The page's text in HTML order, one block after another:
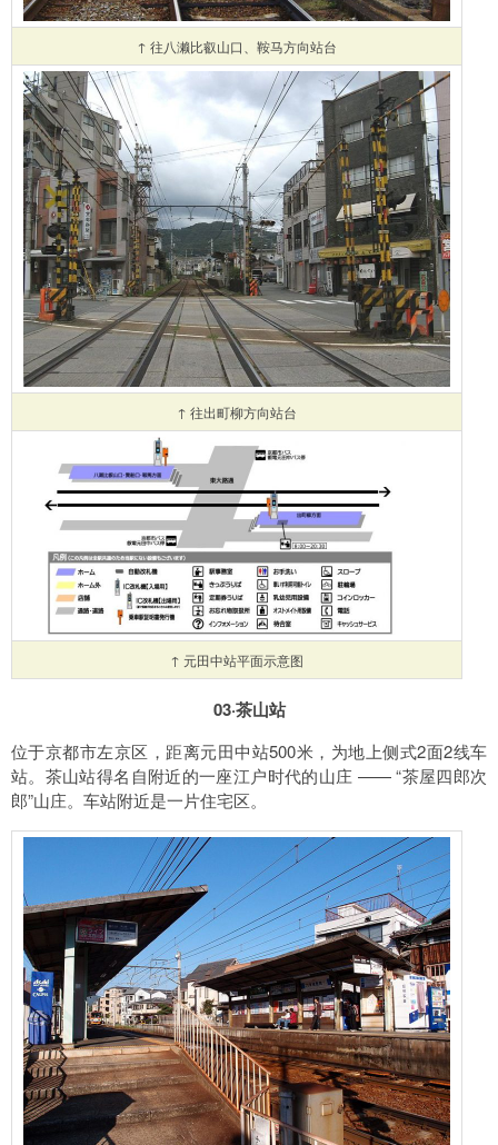
↑ 往八濑比叡山口、鞍马方向站台
↑ 往出町柳方向站台
↑ 元田中站平面示意图
03·茶山站
位于京都市左京区，距离元田中站500米，为地上侧式2面2线车
站。茶山站得名自附近的一座江户时代的山庄 —— “茶屋四郎次
郎”山庄。车站附近是一片住宅区。